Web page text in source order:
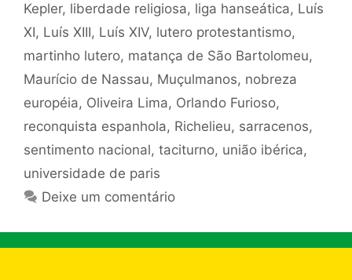
Kepler, liberdade religiosa, liga hanseática, Luís
XI, Luís XIII, Luís XIV, lutero protestantismo,
martinho lutero, matança de São Bartolomeu,
Maurício de Nassau, Muçulmanos, nobreza
européia, Oliveira Lima, Orlando Furioso,
reconquista espanhola, Richelieu, sarracenos,
sentimento nacional, taciturno, união ibérica,
universidade de paris
Deixe um comentário